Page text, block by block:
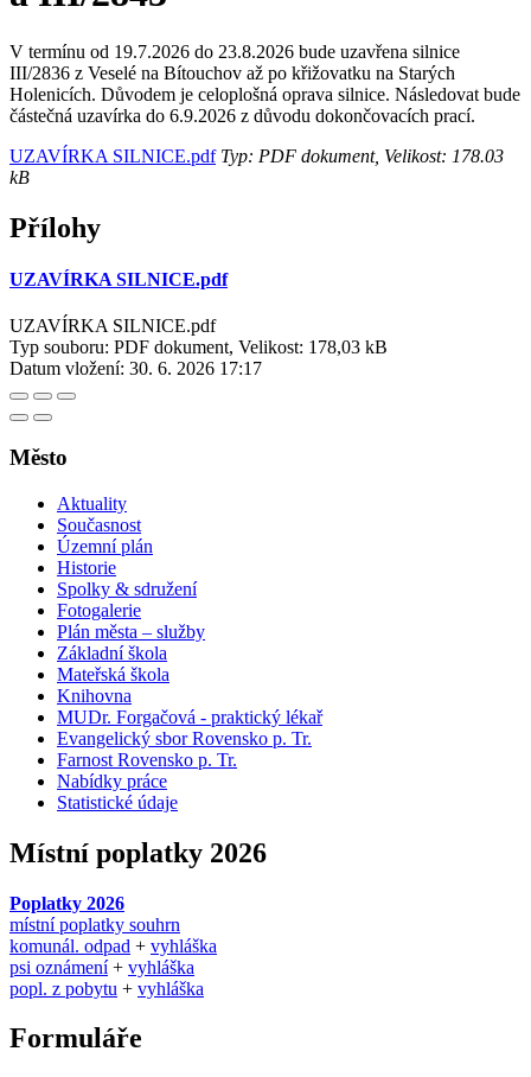
V termínu od 19.7.2026 do 23.8.2026 bude uzavřena silnice
III/2836 z Veselé na Bítouchov až po křižovatku na Starých
Holenicích. Důvodem je celoplošná oprava silnice. Následovat bude
částečná uzavírka do 6.9.2026 z důvodu dokončovacích prací.
UZAVÍRKA SILNICE.pdfTyp: PDF dokument, Velikost: 178.03
kB
Přílohy
UZAVÍRKA SILNICE.pdf
UZAVÍRKA SILNICE.pdf
Typ souboru: PDF dokument, Velikost: 178,03 kB
Datum vložení: 30. 6. 2026 17:17
Město
Aktuality
Současnost
Územní plán
Historie
Spolky & sdružení
Fotogalerie
Plán města – služby
Základní škola
Mateřská škola
Knihovna
MUDr. Forgačová - praktický lékař
Evangelický sbor Rovensko p. Tr.
Farnost Rovensko p. Tr.
Nabídky práce
Statistické údaje
Místní poplatky 2026
Poplatky 2026
místní poplatky souhrn
komunál. odpad + vyhláška
psi oznámení + vyhláška
popl. z pobytu + vyhláška
Formuláře